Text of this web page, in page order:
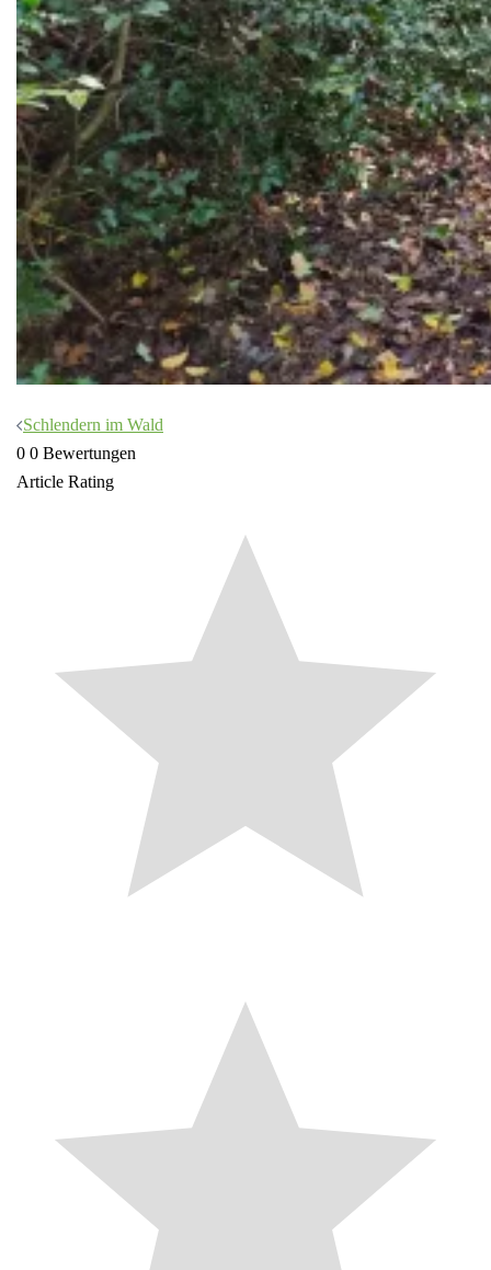
Beitragsnavigation
Schlendern im Wald
0 0 Bewertungen
Article Rating